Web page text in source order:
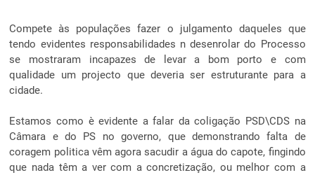
Compete às populações fazer o julgamento daqueles que
tendo evidentes responsabilidades n desenrolar do Processo
se mostraram incapazes de levar a bom porto e com
qualidade um projecto que deveria ser estruturante para a
cidade.
Estamos como è evidente a falar da coligação PSD\CDS na
Câmara e do PS no governo, que demonstrando falta de
coragem politica vêm agora sacudir a água do capote, fingindo
que nada têm a ver com a concretização, ou melhor com a